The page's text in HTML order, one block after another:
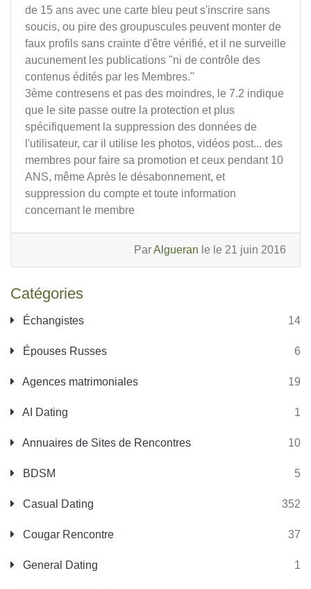
Catégories
Échangistes 14
Épouses Russes 6
Agences matrimoniales 19
AI Dating 1
Annuaires de Sites de Rencontres 10
BDSM 5
Casual Dating 352
Cougar Rencontre 37
General Dating 1
de 15 ans avec une carte bleu peut s'inscrire sans
soucis, ou pire des groupuscules peuvent monter de
faux profils sans crainte d'être vérifié, et il ne surveille
aucunement les publications "ni de contrôle des
contenus édités par les Membres."
3ème contresens et pas des moindres, le 7.2 indique
que le site passe outre la protection et plus
spécifiquement la suppression des données de
l'utilisateur, car il utilise les photos, vidéos post... des
membres pour faire sa promotion et ceux pendant 10
ANS, même Après le désabonnement, et
suppression du compte et toute information
concernant le membre
ParAlgueran le le 21 juin 2016